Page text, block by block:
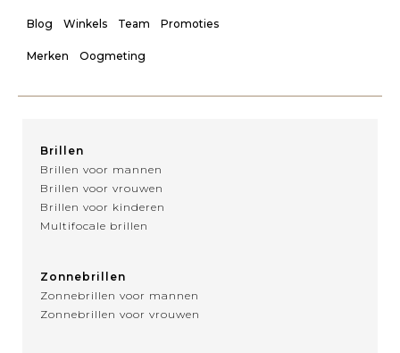
Blog Winkels Team Promoties
Merken Oogmeting
Brillen
Brillen voor mannen
Brillen voor vrouwen
Brillen voor kinderen
Multifocale brillen
Zonnebrillen
Zonnebrillen voor mannen
Zonnebrillen voor vrouwen